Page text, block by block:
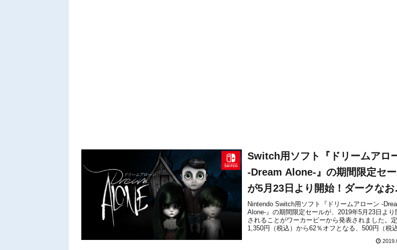
Switch用ソフト『ドリームアロ
-Dream Alone-』の期間限定セ
が5月23日より開始！ダークなお
ぎ話のハードコアアクション
Nintendo Switch用ソフト『ドリームアローン -
Alone-』の期間限定セールが、2019年5月23日より
されることがワーカービーから発表されました。
1,350円（税込）から62％オフとなる、500円（税